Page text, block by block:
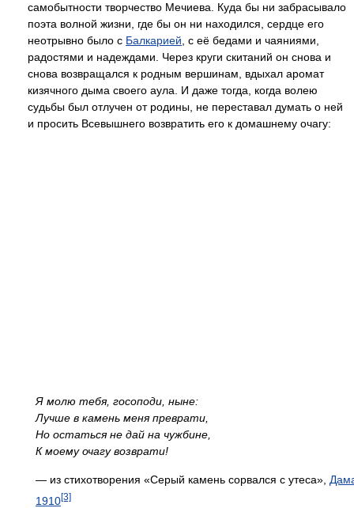
самобытности творчество Мечиева. Куда бы ни забрасывало
поэта волной жизни, где бы он ни находился, сердце его
неотрывно было с Балкарией, с её бедами и чаяниями,
радостями и надеждами. Через круги скитаний он снова и
снова возвращался к родным вершинам, вдыхал аромат
кизячного дыма своего аула. И даже тогда, когда волею
судьбы был отлучен от родины, не переставал думать о ней
и просить Всевышнего возвратить его к домашнему очагу:
Я молю тебя, госоподи, ныне:
Лучше в камень меня преврати,
Но остаться не дай на чужбине,
К моему очагу возврати!
— из стихотворения «Серый камень сорвался с утеса»,
1910[3]